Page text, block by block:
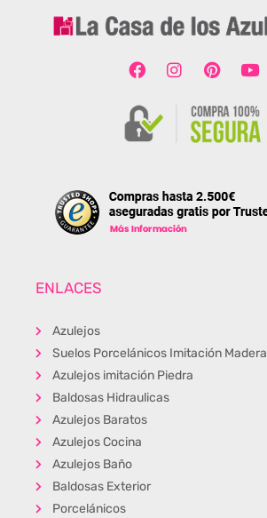
ENLACES
Azulejos
Suelos Porcelánicos Imitación Madera
Azulejos imitación Piedra
Baldosas Hidraulicas
Azulejos Baratos
Azulejos Cocina
Azulejos Baño
Baldosas Exterior
Porcelánicos